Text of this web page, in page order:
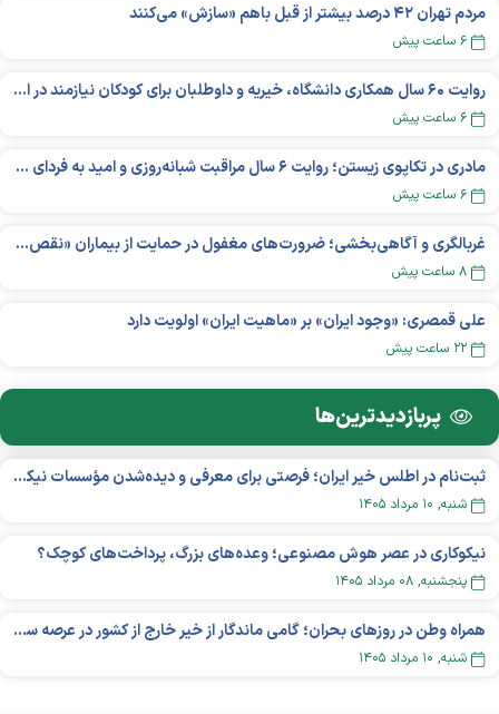
مردم تهران ۴۲ درصد بیشتر از قبل باهم «سازش» می‌کنند
۶ ساعت پیش
روایت ۶۰ سال همکاری دانشگاه، خیریه و داوطلبان برای کودکان نیازمند در استرالیا
۶ ساعت پیش
مادری در تکاپوی زیستن؛ روایت ۶ سال مراقبت شبانه‌روزی و امید به فردای «نورا»
۶ ساعت پیش
غربالگری و آگاهی‌بخشی؛ ضرورت‌های مغفول در حمایت از بیماران «نقص ایمنی اولیه»
۸ ساعت پیش
علی قمصری: «وجود ایران» بر «ماهیت ایران» اولویت دارد
۲۲ ساعت پیش
پربازدید‌ترین‌ها
ثبت‌نام در اطلس خیر ایران؛ فرصتی برای معرفی و دیده‌شدن مؤسسات نیکوکاری
شنبه, ۱۰ مرداد ۱۴۰۵
نیکوکاری در عصر هوش مصنوعی؛ وعده‌های بزرگ، پرداخت‌های کوچک؟
پنجشنبه, ۰۸ مرداد ۱۴۰۵
همراه وطن در روزهای بحران؛ گامی ماندگار از خیر خارج از کشور در عرصه سلامت
شنبه, ۱۰ مرداد ۱۴۰۵